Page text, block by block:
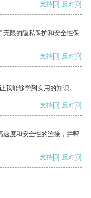
支持[0] 反对[0]
无限的隐私保护和安全性保
支持[0] 反对[0]
我能够学到实用的知识。
支持[0] 反对[0]
速度和安全性的连接，并帮
支持[0] 反对[0]